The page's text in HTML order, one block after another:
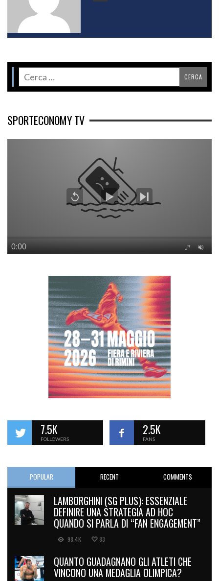
SPORTECONOMY TV
7.5K
FOLLOWERS
2.5K
FANS
POPULAR RECENT COMMENTS
LAMBORGHINI (SG PLUS): ESSENZIALE
DEFINIRE UNA STRATEGIA AD HOC
QUANDO SI PARLA DI “FAN ENGAGEMENT”
98.4K 83
QUANTO GUADAGNANO GLI ATLETI CHE
VINCONO UNA MEDAGLIA OLIMPICA?